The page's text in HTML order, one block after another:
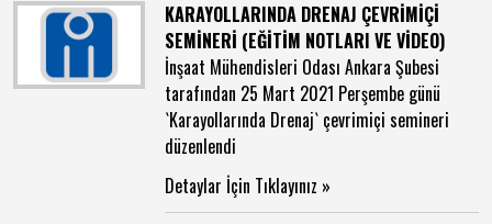
KARAYOLLARINDA DRENAJ ÇEVRİMİÇİ
SEMİNERİ (EĞİTİM NOTLARI VE VİDEO)
İnşaat Mühendisleri Odası Ankara Şubesi
tarafından 25 Mart 2021 Perşembe günü
`Karayollarında Drenaj` çevrimiçi semineri
düzenlendi
Detaylar İçin Tıklayınız »